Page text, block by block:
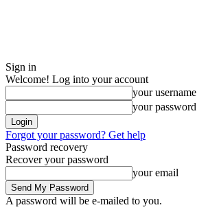
Sign in
Welcome! Log into your account
your username
your password
Forgot your password? Get help
Password recovery
Recover your password
your email
A password will be e-mailed to you.